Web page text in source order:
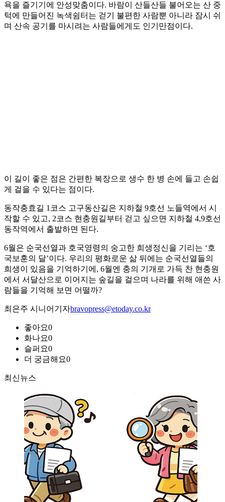
욕을 즐기기에 안성맞춤이다. 바람이 산들산들 불어오는 산 중
턱에 만들어진 녹색쉼터는 걷기 불편한 사람뿐 아니라 잠시 쉬
며 산속 공기를 마시려는 사람들에게도 인기만점이다.
이 길이 좋은 점은 간편한 복장으로 생수 한 병 손에 들고 손쉽
게 걸을 수 있다는 점이다.
동작충효길 1코스 고구동산길은 지하철 9호선 노들역에서 시
작할 수 있고, 2코스 현충원길부터 걷고 싶으면 지하철 4,9호선
동작역에서 출발하면 된다.
6월은 순국선열과 호국영령의 숭고한 희생정신을 기리는 ‘호
국보훈의 달’이다. 우리의 평화로운 삶 뒤에는 순국선열들의
희생이 있음을 기억하기에, 6월엔 충의 기개로 가득 찬 현충원
에서 서달산으로 이어지는 숲길을 걸으며 나라를 위해 애쓴 사
람들을 기억해 보면 어떨까?
최은주 시니어기자bravopress@etoday.co.kr
좋아요0
화나요0
슬퍼요0
더 궁금해요0
최신뉴스